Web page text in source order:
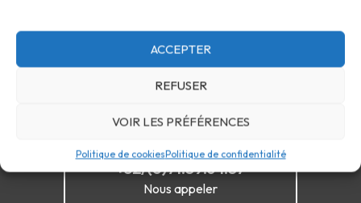
ACCEPTER
REFUSER
VOIR LES PRÉFÉRENCES
Politique de cookiesPolitique de confidentialité
+32/(0)71.59.64.57
Nous appeler